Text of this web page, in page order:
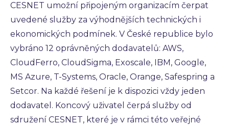
CESNET umožní připojeným organizacím čerpat
uvedené služby za výhodnějších technických i
ekonomických podmínek. V České republice bylo
vybráno 12 oprávněných dodavatelů: AWS,
CloudFerro, CloudSigma, Exoscale, IBM, Google,
MS Azure, T-Systems, Oracle, Orange, Safespring a
Setcor. Na každé řešení je k dispozici vždy jeden
dodavatel. Koncový uživatel čerpá služby od
sdružení CESNET, které je v rámci této veřejné